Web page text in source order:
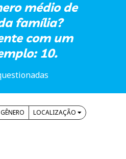
médio de
família?
com um
10.
GÊNERO LOCALIZAÇÃO